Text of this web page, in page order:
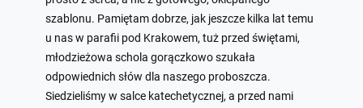
szablonu. Pamiętam dobrze, jak jeszcze kilka lat temu
u nas w parafii pod Krakowem, tuż przed świętami,
młodzieżowa schola gorączkowo szukała
odpowiednich słów dla naszego proboszcza.
Siedzieliśmy w salce katechetycznej, a przed nami